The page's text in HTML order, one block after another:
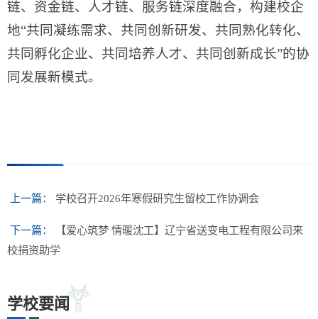
链、资金链、人才链、服务链深度融合，构建校企
地“共同凝练需求、共同创新研发、共同熟化转化、
共同孵化企业、共同培养人才、共同创新成长”的协
同发展新模式。
上一篇： 学校召开2026年寒假研究生留校工作协调会
下一篇：
【爱心筑梦 情暖沈工】辽宁省送变电工程有限公司来
校捐资助学
学校要闻